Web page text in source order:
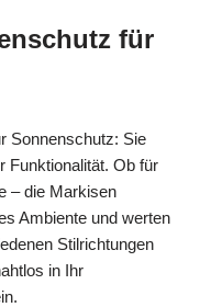
für
Sonnenschutz: Sie
Funktionalität. Ob für
– die Markisen
Ambiente und werten
Stilrichtungen
in Ihr